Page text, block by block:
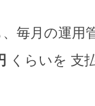
毎月の運用
くらいを 支